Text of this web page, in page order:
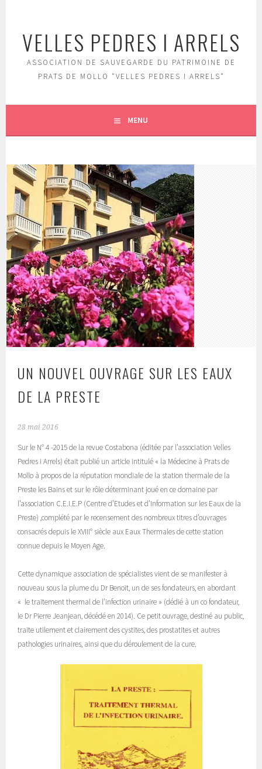
contenu
principal
VELLES PEDRES I ARRELS
ASSOCIATION DE SAUVEGARDE DU PATRIMOINE DE
PRATS DE MOLLO "VELLES PEDRES I ARRELS"
MENU
UN NOUVEL OUVRAGE SUR LES EAUX
DE LA PRESTE
28 mai 2016
Sur le N° 4 -2015 de la revue Costabona (éditée par l’association Velles
Pedres i Arrels) était publié un article intitulé « la Médecine à Prats de
Mollo à propos de la réputation mondiale de la station thermale de la
Preste les Bains et sur le rôle déterminant joué en ce domaine par
l’association C.E.I.E.P (Centre d’Etudes et d’Information sur les Eaux de la
Preste) ,complété par le recensement des nombreux titres d’ouvrages
consacrés depuis le XVIII° siècle aux Eaux Thermales de cette station
connue depuis le Moyen Age.
Cette dynamique association de spécialistes vient de se manifester à
nouveau sous la plume du Dr Benoit, un de ses fondateurs, en abordant
« le traitement thermal de l’infection urinaire » (dédié à un co fondateur,
le Dr Pierre Jeanjean, décédé en 2014). Ce petit ouvrage, destiné au public,
traite utilement et clairement des cystites, des prostatites et autres
pathologies urinaires, ainsi que du déroulement de la cure.